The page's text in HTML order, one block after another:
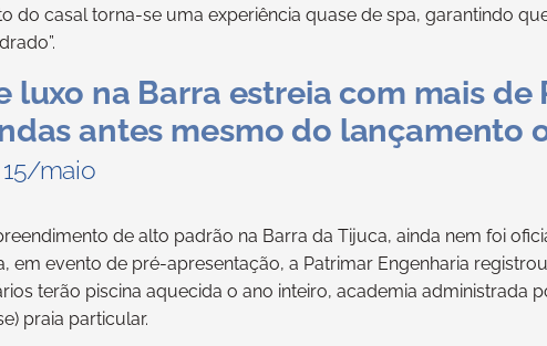
do casal torna-se uma experiência quase de spa, garantindo
luxo na Barra estreia com mais de
antes mesmo do lançamento
maio
de alto padrão na Barra da Tijuca, ainda nem foi
em evento de pré-apresentação, a Patrimar Engenharia
terão piscina aquecida o ano inteiro, academia administrada
praia particular.